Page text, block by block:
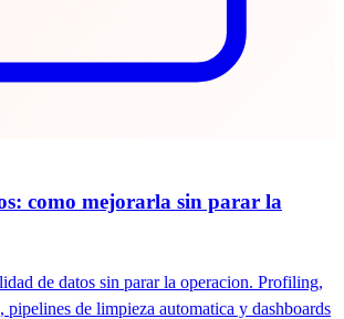
como mejorarla sin parar la
de datos sin parar la operacion. Profiling,
pipelines de limpieza automatica y dashboards